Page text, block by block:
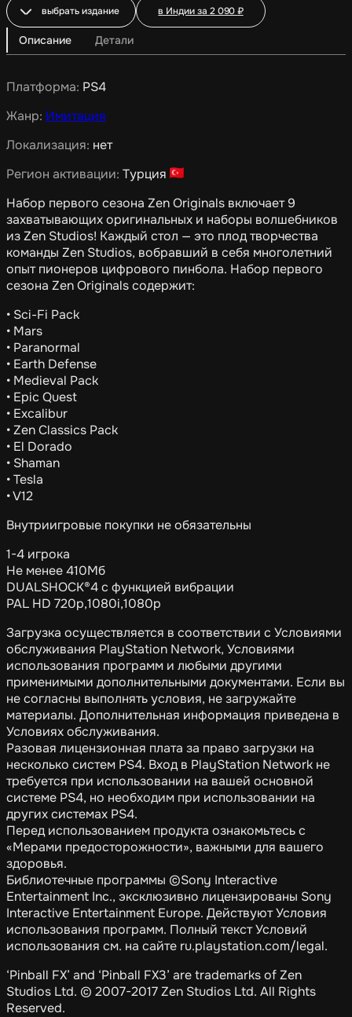
выбрать издание в Индии за2 090₽
Описание Детали
Платформа: PS4
Жанр: Имитация
Локализация: нет
Регион активации: Турция
Набор первого сезона Zen Originals включает 9
захватывающих оригинальных и наборы волшебников
из Zen Studios! Каждый стол — это плод творчества
команды Zen Studios, вобравший в себя многолетний
опыт пионеров цифрового пинбола. Набор первого
сезона Zen Originals содержит:
• Sci-Fi Pack
• Mars
• Paranormal
• Earth Defense
• Medieval Pack
• Epic Quest
• Excalibur
• Zen Classics Pack
• El Dorado
• Shaman
• Tesla
• V12
Внутриигровые покупки не обязательны
1-4 игрока
Не менее 410Мб
DUALSHOCK®4 с функцией вибрации
PAL HD 720p,1080i,1080p
Загрузка осуществляется в соответствии с Условиями
обслуживания PlayStation Network, Условиями
использования программ и любыми другими
применимыми дополнительными документами. Если вы
не согласны выполнять условия, не загружайте
материалы. Дополнительная информация приведена в
Условиях обслуживания.
Разовая лицензионная плата за право загрузки на
несколько систем PS4. Вход в PlayStation Network не
требуется при использовании на вашей основной
системе PS4, но необходим при использовании на
других системах PS4.
Перед использованием продукта ознакомьтесь с
«Мерами предосторожности», важными для вашего
здоровья.
Библиотечные программы ©Sony Interactive
Entertainment Inc., эксклюзивно лицензированы Sony
Interactive Entertainment Europe. Действуют Условия
использования программ. Полный текст Условий
использования см. на сайте ru.playstation.com/legal.
‘Pinball FX’ and ‘Pinball FX3’ are trademarks of Zen
Studios Ltd. © 2007-2017 Zen Studios Ltd. All Rights
Reserved.